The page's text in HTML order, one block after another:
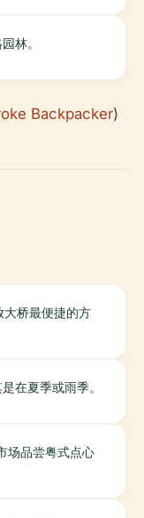
林。
Backpacker)
桥最便捷的方
在夏季或雨季。
场品尝粤式点心